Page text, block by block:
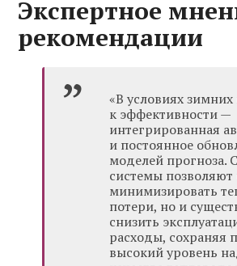
Экспертное
рекомендации
«В условиях
к эффективности —
интегрированная
и постоянное
моделей прогноза.
системы позволяют
минимизировать
потери, но и
снизить
расходы, сохраняя
высокий уровень